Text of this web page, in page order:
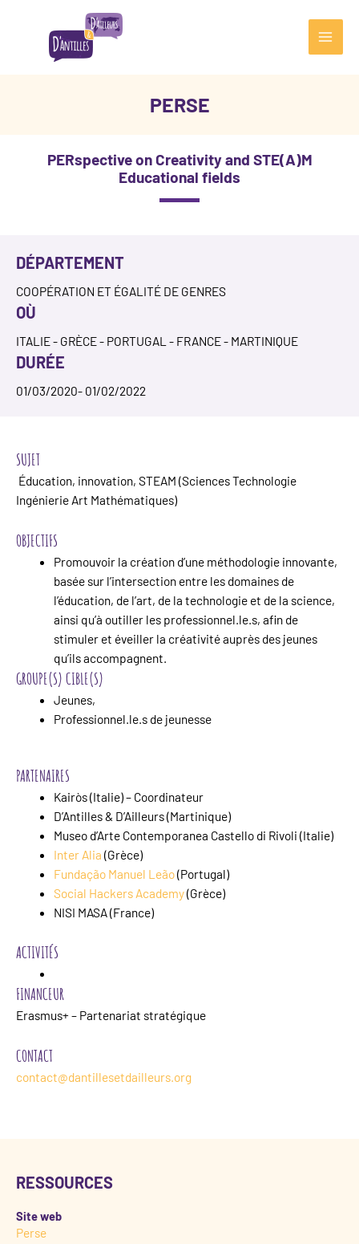
Main
PERSE
PERspective on Creativity and STE(A)M
Educational fields
DÉPARTEMENT
COOPÉRATION ET ÉGALITÉ DE GENRES
OÙ
ITALIE - GRÈCE - PORTUGAL - FRANCE - MARTINIQUE
DURÉE
01/03/2020- 01/02/2022
SUJET
Éducation, innovation, STEAM (Sciences Technologie
Ingénierie Art Mathématiques)
OBJECTIFS
Promouvoir la création d’une méthodologie innovante,
basée sur l’intersection entre les domaines de
l’éducation, de l’art, de la technologie et de la science,
ainsi qu’à outiller les professionnel.le.s, afin de
stimuler et éveiller la créativité auprès des jeunes
qu’ils accompagnent.
GROUPE(S) CIBLE(S)
Jeunes,
Professionnel.le.s de jeunesse
PARTENAIRES
Kairòs (Italie) – Coordinateur
D’Antilles & D’Ailleurs (Martinique)
Museo d’Arte Contemporanea Castello di Rivoli (Italie)
Inter Alia (Grèce)
Fundação Manuel Leão(Portugal)
Social Hackers Academy(Grèce)
NISI MASA (France)
ACTIVITÉS
FINANCEUR
Erasmus+ – Partenariat stratégique
CONTACT
contact@dantillesetdailleurs.org
RESSOURCES
Site web
Perse